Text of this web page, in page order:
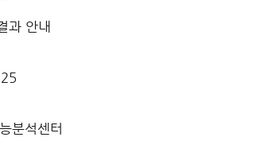
과 안내
분석센터